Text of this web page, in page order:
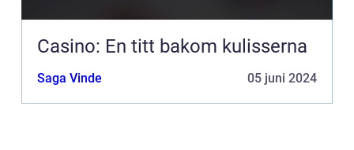
Casino: En titt bakom kulisserna
Saga Vinde 05 juni 2024